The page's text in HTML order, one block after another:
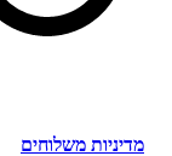
מדיניות משלוחים